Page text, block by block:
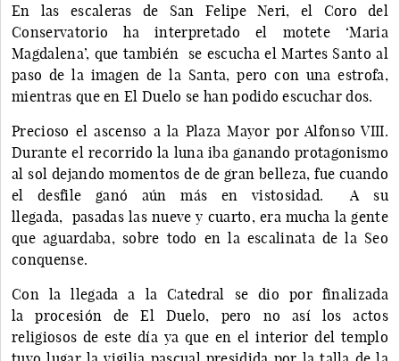
En las escaleras de San Felipe Neri, el Coro del
Conservatorio ha interpretado el motete ‘Maria
Magdalena’, que también se escucha el Martes Santo al
paso de la imagen de la Santa, pero con una estrofa,
mientras que en El Duelo se han podido escuchar dos.
Precioso el ascenso a la Plaza Mayor por Alfonso VIII.
Durante el recorrido la luna iba ganando protagonismo
al sol dejando momentos de de gran belleza, fue cuando
el desfile ganó aún más en vistosidad. A su
llegada, pasadas las nueve y cuarto, era mucha la gente
que aguardaba, sobre todo en la escalinata de la Seo
conquense.
Con la llegada a la Catedral se dio por finalizada
la procesión de El Duelo, pero no así los actos
religiosos de este día ya que en el interior del templo